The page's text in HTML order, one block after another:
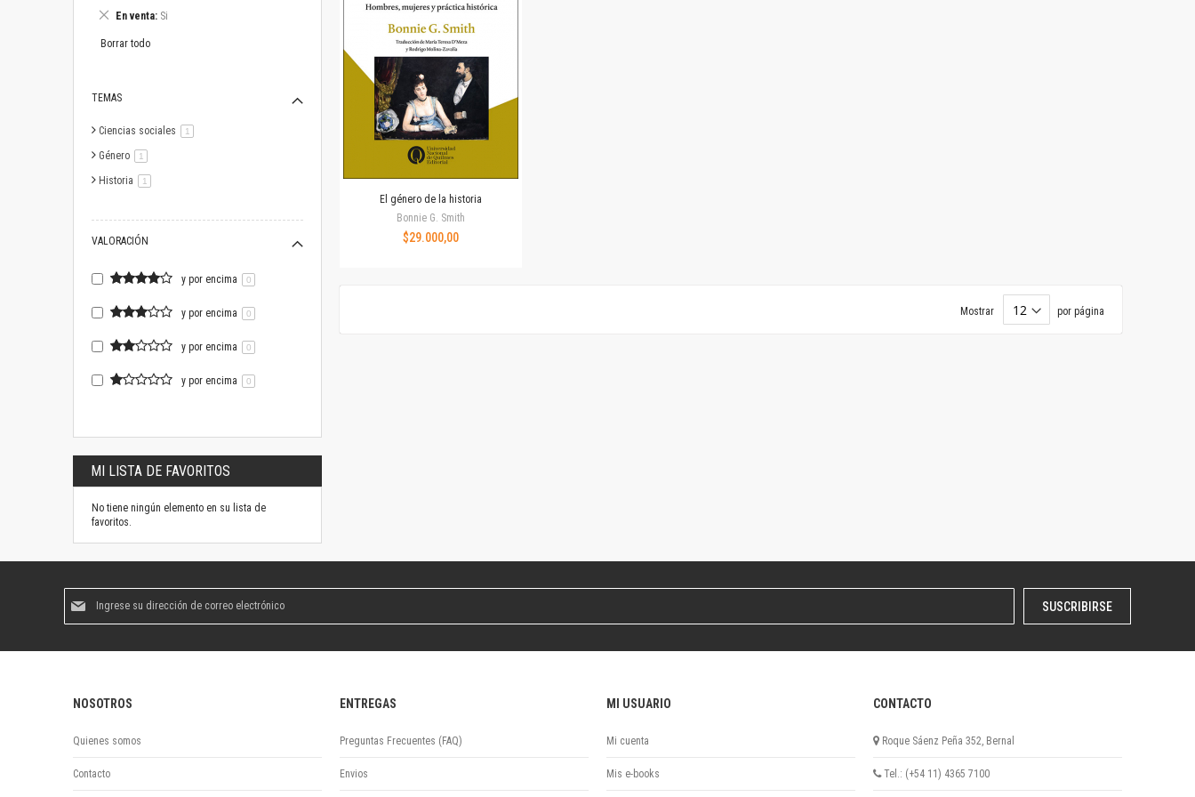
Revista de Ciencias Sociales. Segunda época
Fondo editorial
Biomedicina
Coediciones
Jornadas académicas
La ideología argentina
Libros de arte
Otros títulos
Intersecciones
Series
Encuentros
Cursos
El género de la historia
Bonnie G. Smith
$29.000,00
Mostrar por página
artículo
En venta Si
Eliminar
artículo
Borrar todo
TEMAS
Ciencias sociales 1
Género 1
Historia 1
VALORACIÓN
y por encima 0
y por encima 0
y por encima 0
y por encima 0
MI LISTA DE FAVORITOS
No tiene ningún elemento en su lista de
favoritos.
boletín
SUSCRIBIRSE
NOSOTROS
Quienes somos
Contacto
ENTREGAS
Preguntas Frecuentes (FAQ)
Envios
MI USUARIO
Mi cuenta
Mis e-books
CONTACTO
Roque Sáenz Peña 352, Bernal
Tel.: (+54 11) 4365 7100